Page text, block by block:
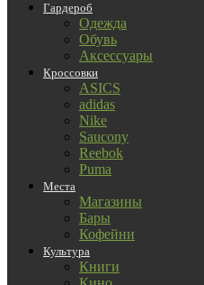
Гардероб
Одежда
Обувь
Аксессуары
Кроссовки
ASICS
adidas
Nike
Saucony
Reebok
Puma
Места
Магазины
Бары
Кофейни
Культура
Книги